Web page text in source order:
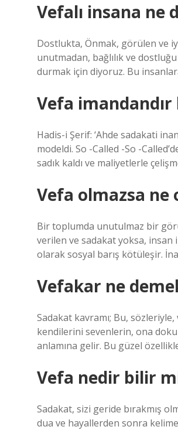
Vefalı insana ne
Dostlukta, Önmak, görülen ve
unutmadan, bağlılık ve
durmak için diyoruz. Bu
Vefa imandandır
Hadis-i Şerif: ‘Ahde sadakati
modeldi. So -Called -So -
sadık kaldı ve maliyetlerle
Vefa olmazsa ne
Bir toplumda unutulmaz bir
verilen ve sadakat yoksa, insan
olarak sosyal barış kötüleşir.
Vefakar ne
Sadakat kavramı; Bu,
kendilerini sevenlerin, ona
anlamına gelir. Bu güzel
Vefa nedir bilir
Sadakat, sizi geride bırakmış
dua ve hayallerden sonra